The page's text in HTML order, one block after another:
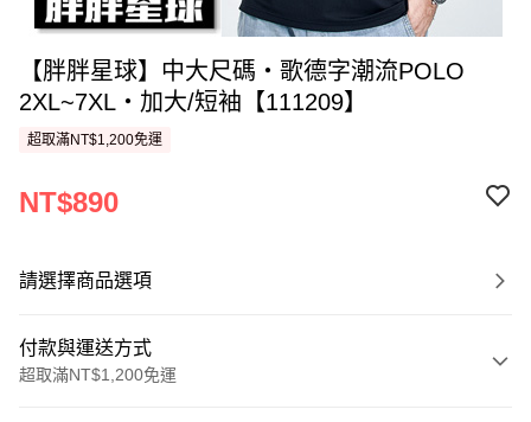
【胖胖星球】中大尺碼‧歌德字潮流POLO
2XL~7XL‧加大/短袖【111209】
超取滿NT$1,200免運
NT$890
請選擇商品選項
付款與運送方式
超取滿NT$1,200免運